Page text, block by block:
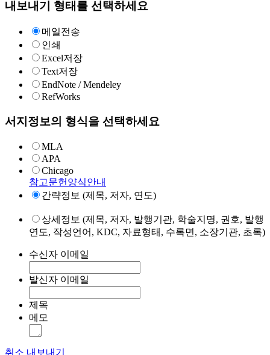
내보내기 형태를 선택하세요
메일전송
인쇄
Excel저장
Text저장
EndNote / Mendeley
RefWorks
서지정보의 형식을 선택하세요
MLA
APA
Chicago
참고문헌양식안내
간략정보 (제목, 저자, 연도)
상세정보 (제목, 저자, 발행기관, 학술지명, 권호, 발행
연도, 작성언어, KDC, 자료형태, 수록면, 소장기관, 초록)
수신자 이메일
발신자 이메일
제목
메모
취소 내보내기